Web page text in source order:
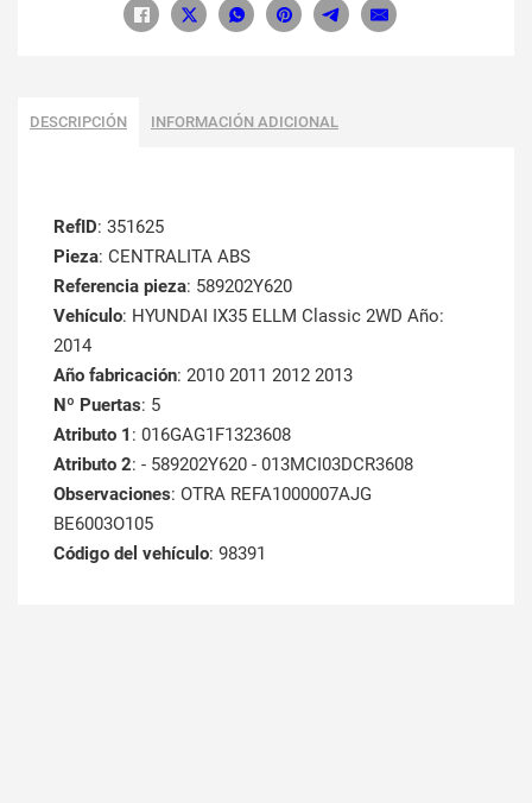
DESCRIPCIÓN INFORMACIÓN ADICIONAL
RefID: 351625
Pieza: CENTRALITA ABS
Referencia pieza: 589202Y620
Vehículo: HYUNDAI IX35 ELLM Classic 2WD Año:
2014
Año fabricación: 2010 2011 2012 2013
Nº Puertas: 5
Atributo 1 : 016GAG1F1323608
Atributo 2: - 589202Y620 - 013MCI03DCR3608
Observaciones: OTRA REFA1000007AJG
BE6003O105
Código del vehículo: 98391